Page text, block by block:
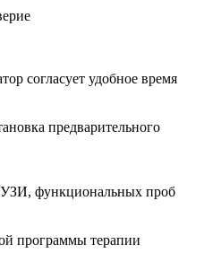
согласует удобное время
предварительного
функциональных проб
программы терапии